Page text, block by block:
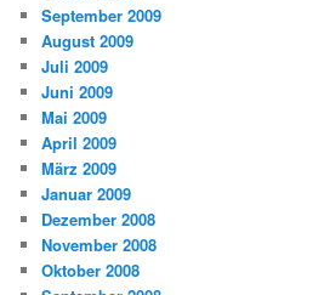
September 2009
August 2009
Juli 2009
Juni 2009
Mai 2009
April 2009
März 2009
Januar 2009
Dezember 2008
November 2008
Oktober 2008